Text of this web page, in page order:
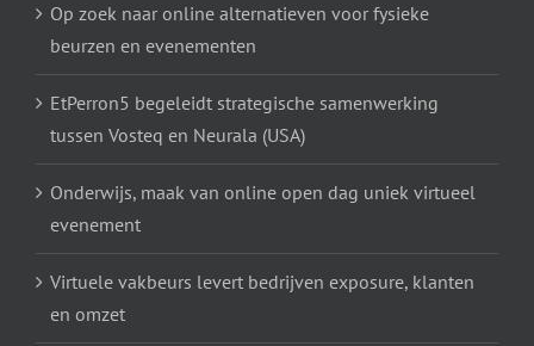
Op zoek naar online alternatieven voor fysieke
beurzen en evenementen
EtPerron5 begeleidt strategische samenwerking
tussen Vosteq en Neurala (USA)
Onderwijs, maak van online open dag uniek virtueel
evenement
Virtuele vakbeurs levert bedrijven exposure, klanten
en omzet